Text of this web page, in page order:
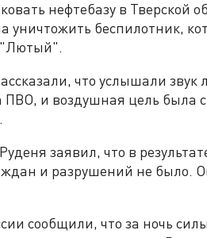
нефтебазу в Тверской
уничтожить беспилотник,
"Лютый".
что услышали звук
ПВО, и воздушная цель
заявил, что в
и разрушений не было.
сообщили, что за ночь